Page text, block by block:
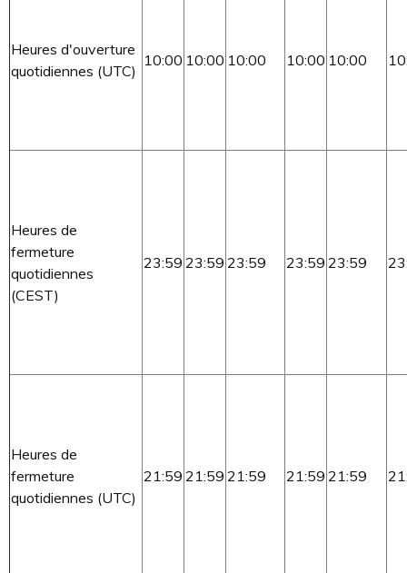
Heures d'ouverture
quotidiennes (UTC)
10:00 10:00 10:00 10:00 10:00
Heures de
fermeture
quotidiennes
(CEST)
23:59 23:59 23:59 23:59 23:59
Heures de
fermeture
quotidiennes (UTC)
21:59 21:59 21:59 21:59 21:59